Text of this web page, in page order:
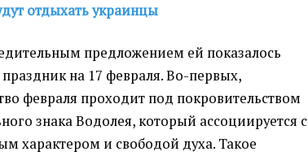
отдыхать украинцы
предложением ей показалось
праздник на 17 февраля. Во-первых,
февраля проходит под покровительством
знака Водолея, который ассоциируется с
характером и свободой духа. Такое